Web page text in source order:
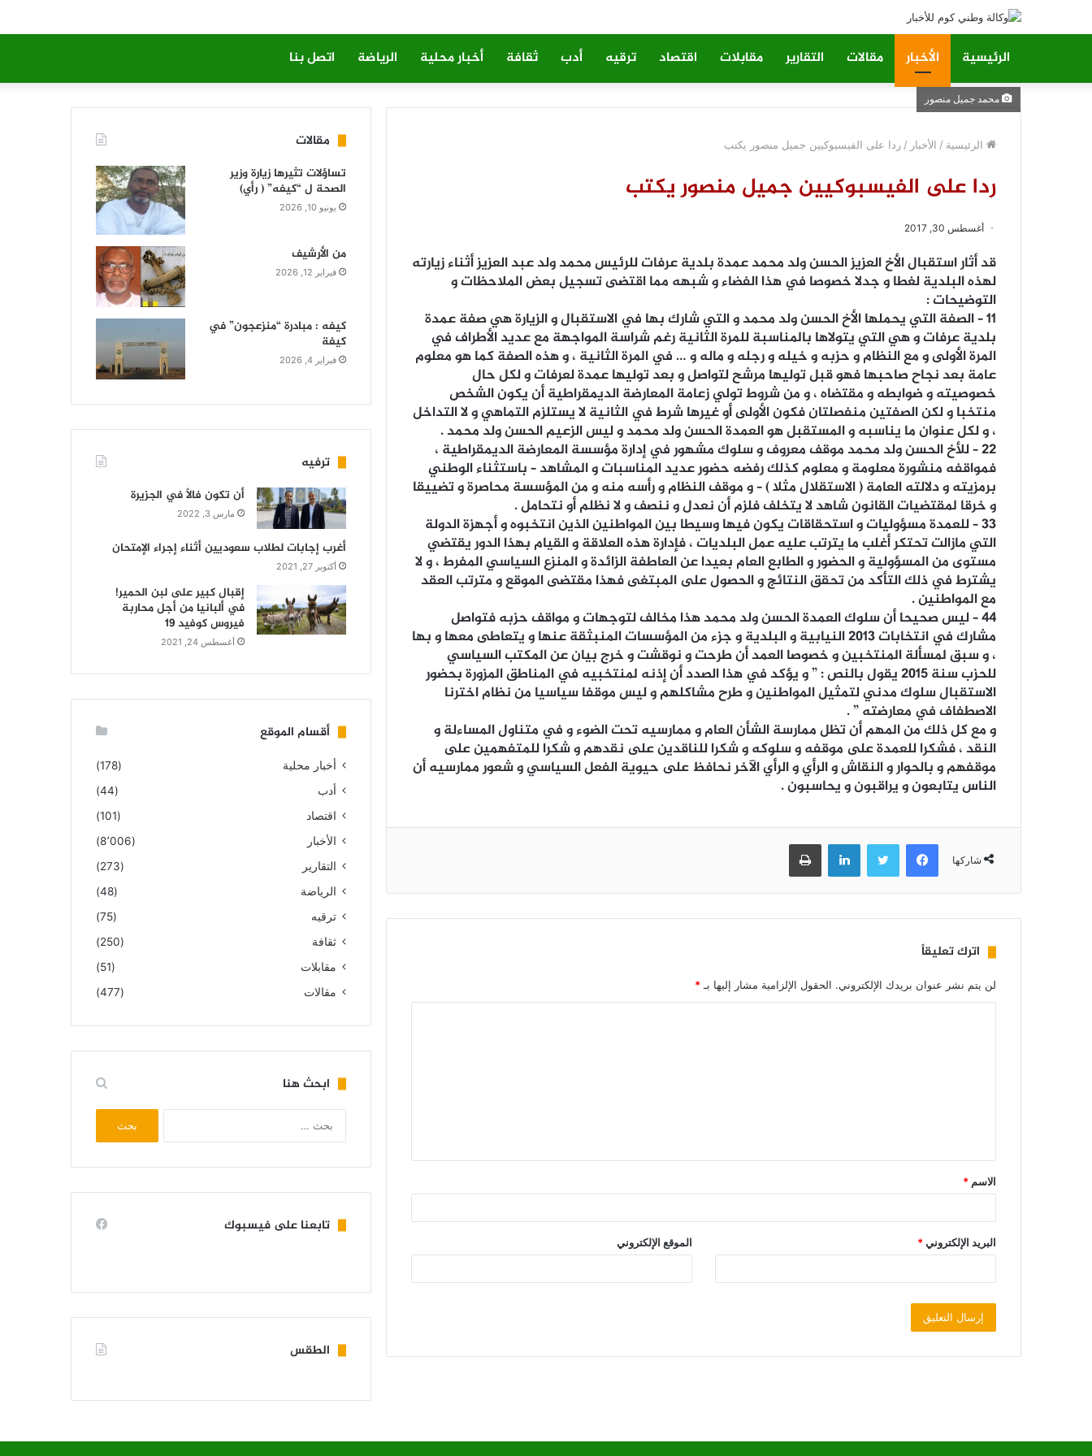
الرئيسية الأخبار مقالات التقارير مقابلات اقتصاد ترقيه أدب ثقافة أخبار محلية الرياضة اتصل بنا
محمد جميل منصور
الرئيسية / الأخبار / ردا على الفيسبوكيين جميل منصور يكتب
ردا على الفيسبوكيين جميل منصور يكتب
أغسطس 30, 2017
قد أثار استقبال الأخ العزيز الحسن ولد محمد عمدة بلدية عرفات للرئيس محمد ولد عبد العزيز أثناء زيارته
لهذه البلدية لغطا و جدلا خصوصا في هذا الفضاء و شبهه مما اقتضى تسجيل بعض الملاحظات و
التوضيحات :
11 – الصفة التي يحملها الأخ الحسن ولد محمد و التي شارك بها في الاستقبال و الزيارة هي صفة عمدة
بلدية عرفات و هي التي يتولاها بالمناسبة للمرة الثانية رغم شراسة المواجهة مع عديد الأطراف في
المرة الأولى و مع النظام و حزبه و خيله و رجله و ماله و … في المرة الثانية ، و هذه الصفة كما هو معلوم
عامة بعد نجاح صاحبها فهو قبل توليها مرشح لتواصل و بعد توليها عمدة لعرفات و لكل حال
خصوصيته و ضوابطه و مقتضاه ، و من شروط تولي زعامة المعارضة الديمقراطية أن يكون الشخص
منتخبا و لكن الصفتين منفصلتان فكون الأولى أو غيرها شرط في الثانية لا يستلزم التماهي و لا التداخل
، و لكل عنوان ما يناسبه و المستقبل هو العمدة الحسن ولد محمد و ليس الزعيم الحسن ولد محمد .
22 – للأخ الحسن ولد محمد موقف معروف و سلوك مشهور في إدارة مؤسسة المعارضة الديمقراطية ،
فمواقفه منشورة معلومة و معلوم كذلك رفضه حضور عديد المناسبات و المشاهد – باستثناء الوطني
برمزيته و دلالته العامة ( الاستقلال مثلا ) – و موقف النظام و رأسه منه و من المؤسسة محاصرة و تضييقا
و خرقا لمقتضيات القانون شاهد لا يتخلف فلزم أن نعدل و ننصف و لا نظلم أو نتحامل .
33 – للعمدة مسؤوليات و استحقاقات يكون فيها وسيطا بين المواطنين الذين انتخبوه و أجهزة الدولة
التي مازالت تحتكر أغلب ما يترتب عليه عمل البلديات ، فإدارة هذه العلاقة و القيام بهذا الدور يقتضي
مستوى من المسؤولية و الحضور و الطابع العام بعيدا عن العاطفة الزائدة و المنزع السياسي المفرط ، و لا
يشترط في ذلك التأكد من تحقق النتائج و الحصول على المبتغى فهذا مقتضى الموقع و مترتب العقد
مع المواطنين .
44 – ليس صحيحا أن سلوك العمدة الحسن ولد محمد هذا مخالف لتوجهات و مواقف حزبه فتواصل
مشارك في انتخابات 2013 النيابية و البلدية و جزء من المؤسسات المنبثقة عنها و يتعاطى معها و بها
، و سبق لمسألة المنتخبين و خصوصا العمد أن طرحت و نوقشت و خرج بيان عن المكتب السياسي
للحزب سنة 2015 يقول بالنص : ” و يؤكد في هذا الصدد أن إذنه لمنتخبيه في المناطق المزورة بحضور
الاستقبال سلوك مدني لتمثيل المواطنين و طرح مشاكلهم و ليس موقفا سياسيا من نظام اخترنا
الاصطفاف في معارضته ” .
و مع كل ذلك من المهم أن تظل ممارسة الشأن العام و ممارسيه تحت الضوء و في متناول المساءلة و
النقد ، فشكرا للعمدة على موقفه و سلوكه و شكرا للناقدين على نقدهم و شكرا للمتفهمين على
موقفهم و بالحوار و النقاش و الرأي و الرأي الآخر نحافظ على حيوية الفعل السياسي و شعور ممارسيه أن
الناس يتابعون و يراقبون و يحاسبون .
شاركها
فيسبوك تويتر لينكدإن طباعة
اترك تعليقاً
لن يتم نشر عنوان بريدك الإلكتروني. الحقول الإلزامية مشار إليها بـ*
الاسم *
البريد الإلكتروني* الموقع الإلكتروني
مقالات
تساؤلات تثيرها زيارة وزير
الصحة ل “كيفه” ( رأي)
يونيو 10, 2026
من الأرشيف
فبراير 12, 2026
كيفه : مبادرة “منزعجون” في
كيفة
فبراير 4, 2026
ترفيه
أن تكون فالاً في الجزيرة
مارس 3, 2022
أغرب إجابات لطلاب سعوديين أثناء إجراء الإمتحان
أكتوبر 27, 2021
إقبال كبير على لبن الحمير!
في ألبانيا من أجل محاربة
فيروس كوفيد 19
أغسطس 24, 2021
أقسام الموقع
أخبار محلية
(178)
أدب
(44)
اقتصاد
(101)
الأخبار
(8٬006)
التقارير
(273)
الرياضة
(48)
ترقيه
(75)
ثقافة
(250)
مقابلات
(51)
مقالات
(477)
ابحث هنا
تابعنا على فيسبوك
الطقس